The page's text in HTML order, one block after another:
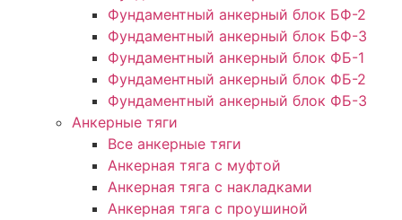
Фундаментный анкерный блок БФ-2
Фундаментный анкерный блок БФ-3
Фундаментный анкерный блок ФБ-1
Фундаментный анкерный блок ФБ-2
Фундаментный анкерный блок ФБ-3
Анкерные тяги
Все анкерные тяги
Анкерная тяга с муфтой
Анкерная тяга с накладками
Анкерная тяга с проушиной